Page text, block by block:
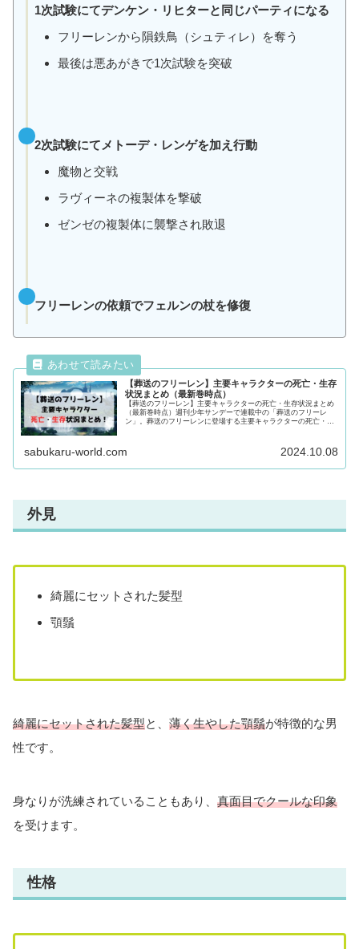
1次試験にてデンケン・リヒターと同じパーティになる
フリーレンから隕鉄鳥（シュティレ）を奪う
最後は悪あがきで1次試験を突破
2次試験にてメトーデ・レンゲを加え行動
魔物と交戦
ラヴィーネの複製体を撃破
ゼンゼの複製体に襲撃され敗退
フリーレンの依頼でフェルンの杖を修復
【葬送のフリーレン】主要キャラクターの死亡・生存
状況まとめ（最新巻時点）
【葬送のフリーレン】主要キャラクターの死亡・生存状況まとめ
（最新巻時点）週刊少年サンデーで連載中の「葬送のフリーレ
ン」。葬送のフリーレンに登場する主要キャラクターの死亡・生
sabukaru-world.com 2024.10.08
外見
綺麗にセットされた髪型
顎鬚
綺麗にセットされた髪型と、 薄く生やした顎鬚が特徴的な男
性です。
身なりが洗練されていることもあり、 真面目でクールな印象
を受けます。
性格